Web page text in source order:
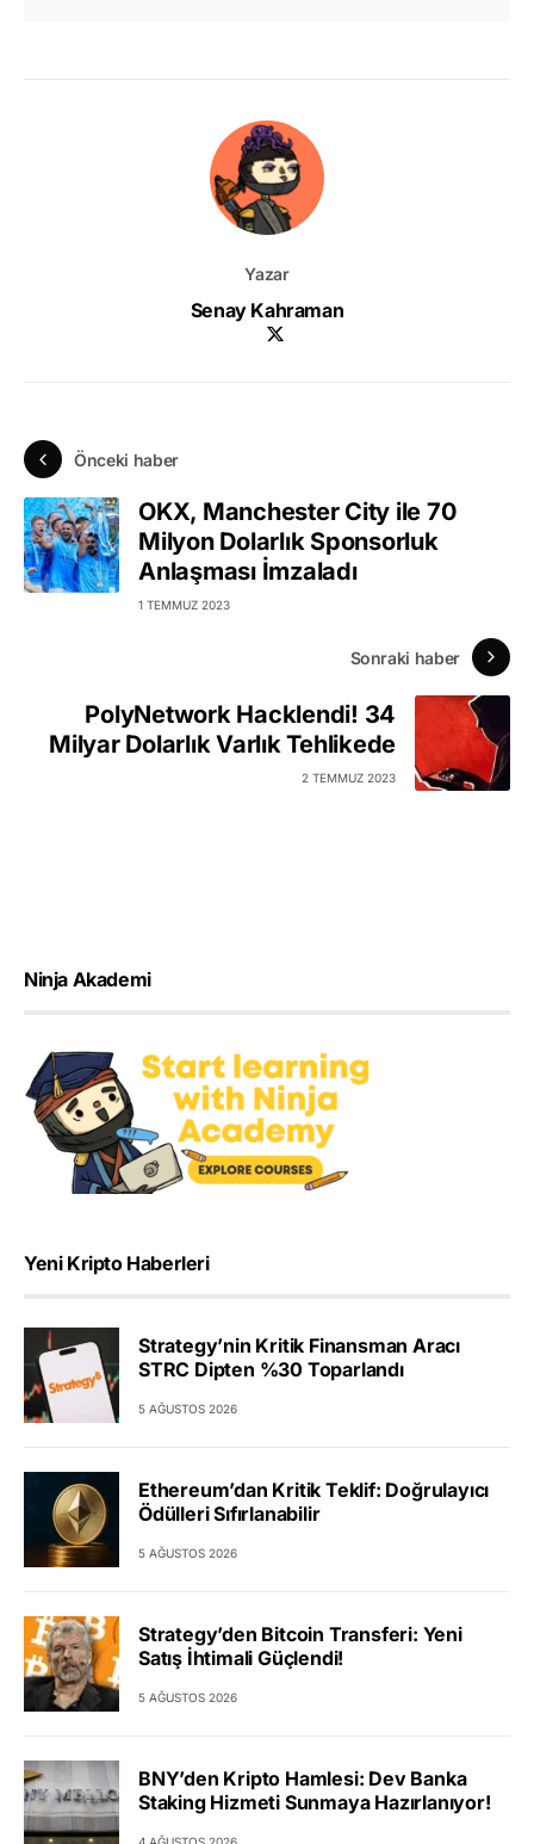
Yazar
Senay Kahraman
Önceki haber
OKX, Manchester City ile 70
Milyon Dolarlık Sponsorluk
Anlaşması İmzaladı
1 TEMMUZ 2023
Sonraki haber
PolyNetwork Hacklendi! 34
Milyar Dolarlık Varlık Tehlikede
2 TEMMUZ 2023
Ninja Akademi
Yeni Kripto Haberleri
Strategy’nin Kritik Finansman Aracı
STRC Dipten %30 Toparlandı
5 AĞUSTOS 2026
Ethereum’dan Kritik Teklif: Doğrulayıcı
Ödülleri Sıfırlanabilir
5 AĞUSTOS 2026
Strategy’den Bitcoin Transferi: Yeni
Satış İhtimali Güçlendi!
5 AĞUSTOS 2026
BNY’den Kripto Hamlesi: Dev Banka
Staking Hizmeti Sunmaya Hazırlanıyor!
4 AĞUSTOS 2026